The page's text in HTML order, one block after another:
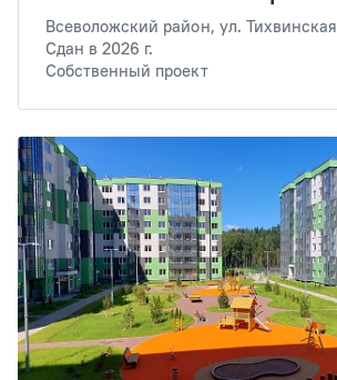
Всеволожский район, ул. Тихвинская
Сдан в 2026 г.
Собственный проект